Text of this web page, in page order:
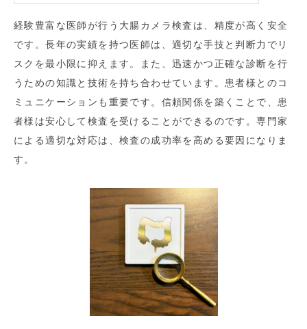
経験豊富な医師が行う大腸カメラ検査は、精度が高く安全
です。長年の実績を持つ医師は、適切な手技と判断力でリ
スクを最小限に抑えます。また、迅速かつ正確な診断を行
うための知識と技術を持ち合わせています。患者様とのコ
ミュニケーションも重要です。信頼関係を築くことで、患
者様は安心して検査を受けることができるのです。専門家
による適切な対応は、検査の成功率を高める要因になりま
す。